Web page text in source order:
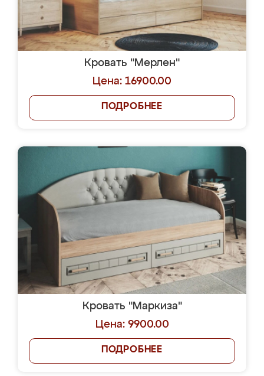
Кровать "Мерлен"
Цена: 16900.00
ПОДРОБНЕЕ
Кровать "Маркиза"
Цена: 9900.00
ПОДРОБНЕЕ